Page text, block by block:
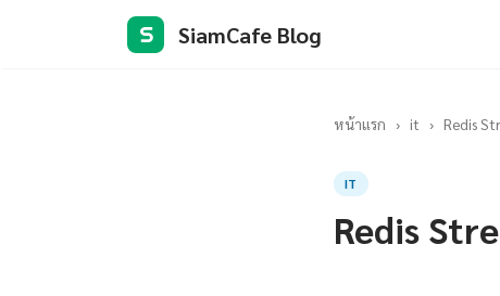
S SiamCafe Blog
หน้าแรก › it › Redis
IT
Redis